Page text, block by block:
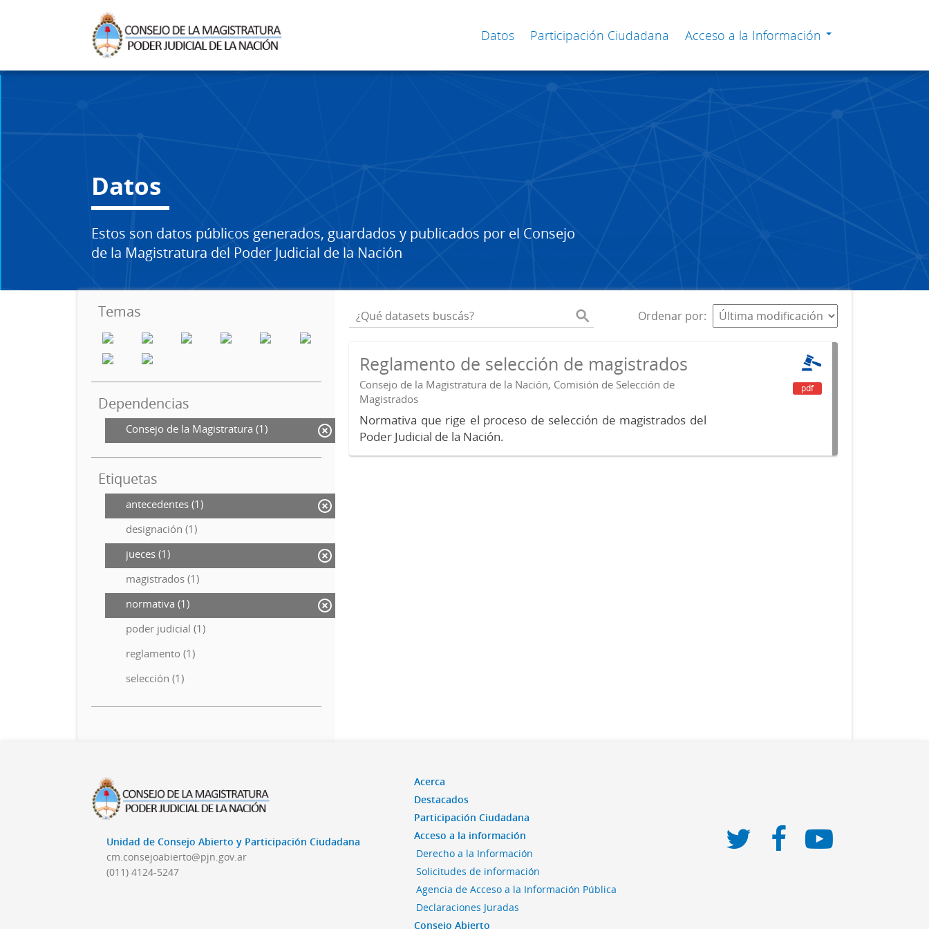
Datos Participación Ciudadana Acceso a la Información
Datos
Estos son datos públicos generados, guardados y publicados por el Consejo
de la Magistratura del Poder Judicial de la Nación
Temas
Dependencias
Consejo de la Magistratura (1)
Etiquetas
antecedentes (1)
designación (1)
jueces (1)
magistrados (1)
normativa (1)
poder judicial (1)
reglamento (1)
selección (1)
Ordenar por
Reglamento de selección de magistrados
Consejo de la Magistratura de la Nación, Comisión de Selección de
Magistrados
Normativa que rige el proceso de selección de magistrados del
Poder Judicial de la Nación.
pdf
Unidad de Consejo Abierto y Participación Ciudadana
cm.consejoabierto@pjn.gov.ar
(011) 4124-5247
Acerca
Destacados
Participación Ciudadana
Acceso a la información
Derecho a la Información
Solicitudes de información
Agencia de Acceso a la Información Pública
Declaraciones Juradas
Consejo Abierto